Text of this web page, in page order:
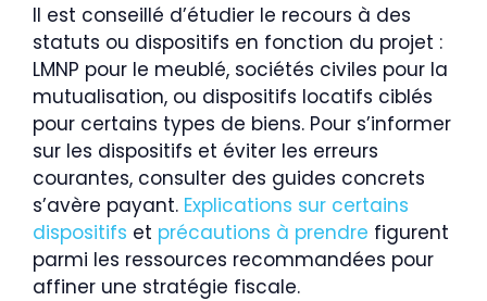
Il est conseillé d’étudier le recours à des
statuts ou dispositifs en fonction du projet :
LMNP pour le meublé, sociétés civiles pour la
mutualisation, ou dispositifs locatifs ciblés
pour certains types de biens. Pour s’informer
sur les dispositifs et éviter les erreurs
courantes, consulter des guides concrets
s’avère payant. Explications sur certains
dispositifs et précautions à prendre figurent
parmi les ressources recommandées pour
affiner une stratégie fiscale.